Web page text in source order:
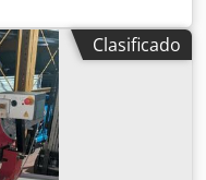
'CE'. Revisada y lista
E Itj Ap Ierf
Clasificado